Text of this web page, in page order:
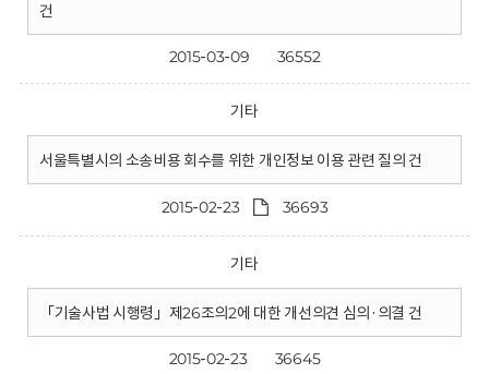
건
2015-03-09 36552
기타
서울특별시의 소송비용 회수를 위한 개인정보 이용 관련 질의 건
2015-02-23 36693
기타
「기술사법 시행령」제26조의2에 대한 개선의견 심의·의결 건
2015-02-23 36645